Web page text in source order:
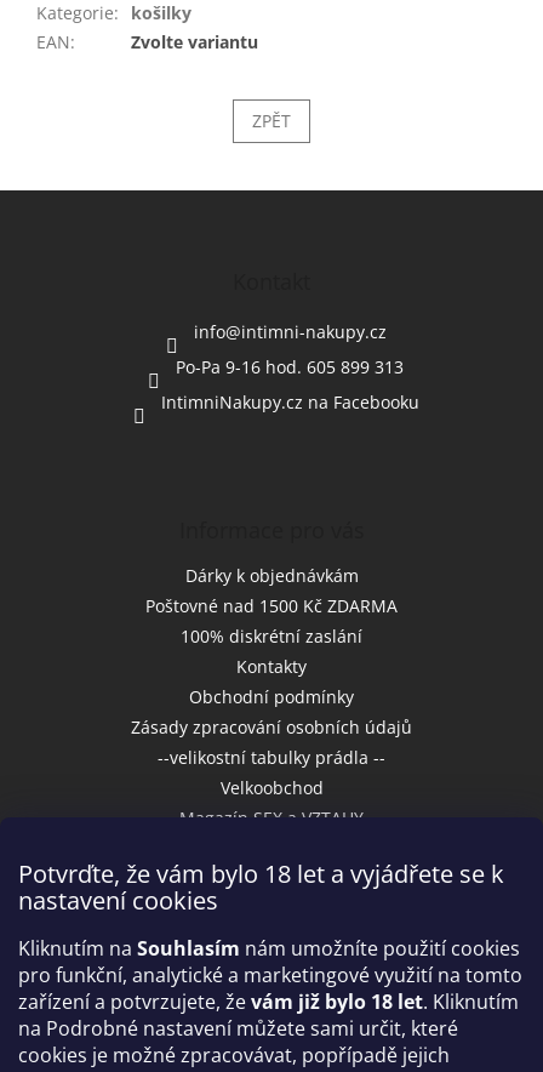
Potvrďte, že vám bylo 18 let a vyjádřete se k
nastavení cookies
Kliknutím na Souhlasím nám umožníte použití cookies
pro funkční, analytické a marketingové využití na tomto
zařízení a potvrzujete, ževám již bylo 18 let. Kliknutím
na Podrobné nastavení můžete sami určit, které
cookies je možné zpracovávat, popřípadě jejich
Kategorie:
košilky
EAN: Zvolte variantu
ZPĚT
info@intimni-nakupy.cz
Po-Pa 9-16 hod. 605 899 313
IntimniNakupy.cz na Facebooku
Dárky k objednávkám
Poštovné nad 1500 Kč ZDARMA
100% diskrétní zaslání
Kontakty
Obchodní podmínky
Zásady zpracování osobních údajů
--velikostní tabulky prádla --
Velkoobchod
Magazín SEX a VZTAHY
Přijímáme online platby